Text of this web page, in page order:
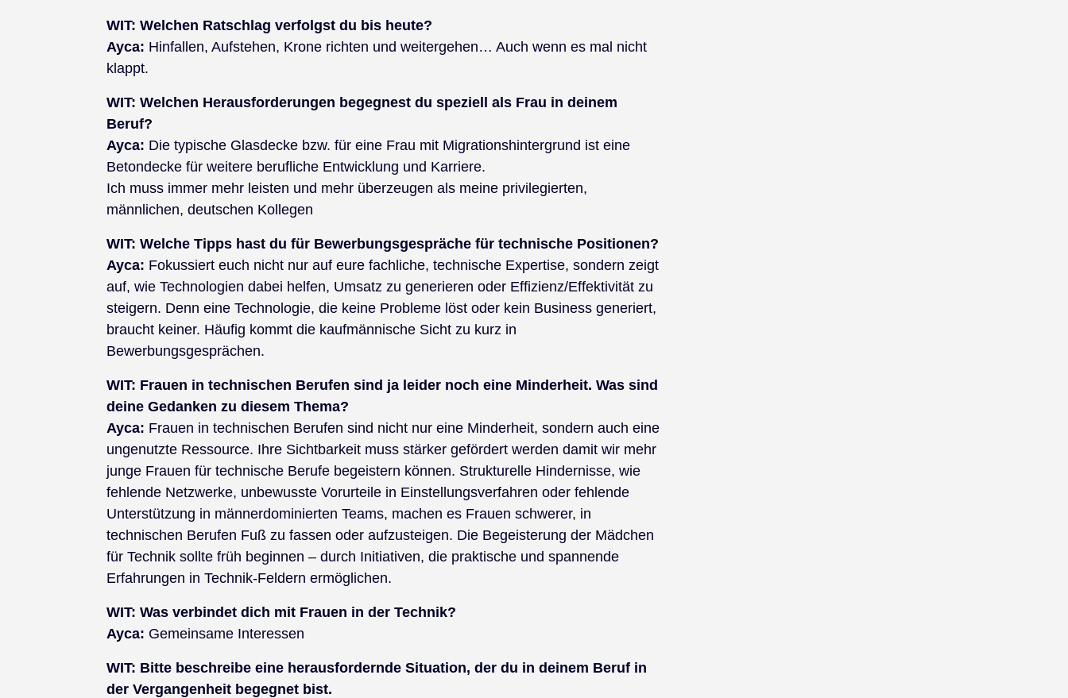
WIT: Welchen Ratschlag verfolgst du bis heute?
Ayca: Hinfallen, Aufstehen, Krone richten und weitergehen… Auch wenn es mal nicht
klappt.
WIT: Welchen Herausforderungen begegnest du speziell als Frau in deinem
Beruf?
Ayca: Die typische Glasdecke bzw. für eine Frau mit Migrationshintergrund ist eine
Betondecke für weitere berufliche Entwicklung und Karriere.
Ich muss immer mehr leisten und mehr überzeugen als meine privilegierten,
männlichen, deutschen Kollegen
WIT: Welche Tipps hast du für Bewerbungsgespräche für technische Positionen?
Ayca: Fokussiert euch nicht nur auf eure fachliche, technische Expertise, sondern zeigt
auf, wie Technologien dabei helfen, Umsatz zu generieren oder Effizienz/Effektivität zu
steigern. Denn eine Technologie, die keine Probleme löst oder kein Business generiert,
braucht keiner. Häufig kommt die kaufmännische Sicht zu kurz in
Bewerbungsgesprächen.
WIT: Frauen in technischen Berufen sind ja leider noch eine Minderheit. Was sind
deine Gedanken zu diesem Thema?
Ayca: Frauen in technischen Berufen sind nicht nur eine Minderheit, sondern auch eine
ungenutzte Ressource. Ihre Sichtbarkeit muss stärker gefördert werden damit wir mehr
junge Frauen für technische Berufe begeistern können. Strukturelle Hindernisse, wie
fehlende Netzwerke, unbewusste Vorurteile in Einstellungsverfahren oder fehlende
Unterstützung in männerdominierten Teams, machen es Frauen schwerer, in
technischen Berufen Fuß zu fassen oder aufzusteigen. Die Begeisterung der Mädchen
für Technik sollte früh beginnen – durch Initiativen, die praktische und spannende
Erfahrungen in Technik-Feldern ermöglichen.
WIT: Was verbindet dich mit Frauen in der Technik?
Ayca: Gemeinsame Interessen
WIT: Bitte beschreibe eine herausfordernde Situation, der du in deinem Beruf in
der Vergangenheit begegnet bist.